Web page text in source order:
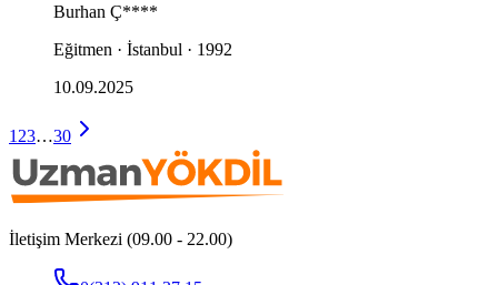
Burhan Ç****
Eğitmen · İstanbul · 1992
10.09.2025
1 23…30
İletişim Merkezi (09.00 - 22.00)